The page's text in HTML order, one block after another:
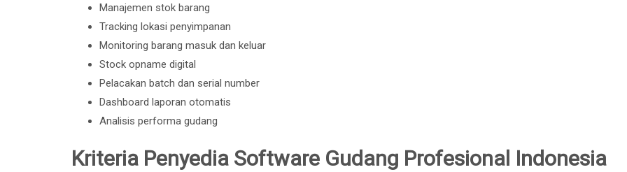
Manajemen stok barang
Tracking lokasi penyimpanan
Monitoring barang masuk dan keluar
Stock opname digital
Pelacakan batch dan serial number
Dashboard laporan otomatis
Analisis performa gudang
Kriteria Penyedia Software Gudang Profesional Indonesia